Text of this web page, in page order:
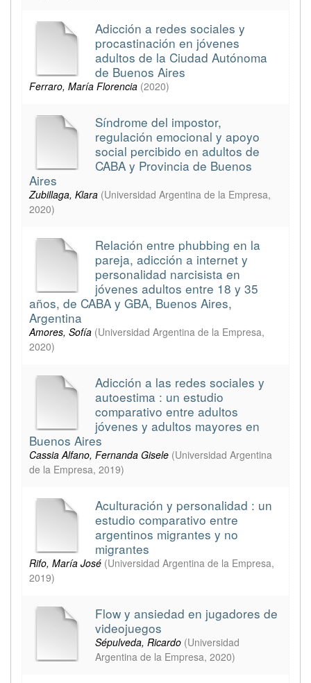
Adicción a redes sociales y
procastinación en jóvenes
adultos de la Ciudad Autónoma
de Buenos Aires
Ferraro, María Florencia (2020)
Síndrome del impostor,
regulación emocional y apoyo
social percibido en adultos de
CABA y Provincia de Buenos
Aires
Zubillaga, Klara (Universidad Argentina de la Empresa,
2020)
Relación entre phubbing en la
pareja, adicción a internet y
personalidad narcisista en
jóvenes adultos entre 18 y 35
años, de CABA y GBA, Buenos Aires,
Argentina
Amores, Sofía (Universidad Argentina de la Empresa,
2020)
Adicción a las redes sociales y
autoestima : un estudio
comparativo entre adultos
jóvenes y adultos mayores en
Buenos Aires
Cassia Alfano, Fernanda Gisele (Universidad Argentina
de la Empresa, 2019)
Aculturación y personalidad : un
estudio comparativo entre
argentinos migrantes y no
migrantes
Rifo, María José (Universidad Argentina de la Empresa,
2019)
Flow y ansiedad en jugadores de
videojuegos
Sépulveda, Ricardo (Universidad
Argentina de la Empresa, 2020)